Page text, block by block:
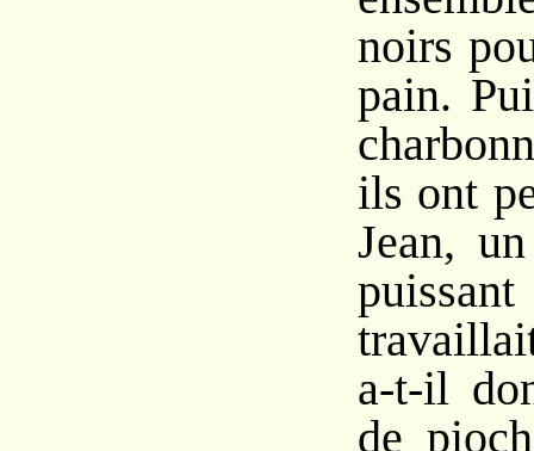
noirs
pain.
ils ont
Jean,
a-t-il
de